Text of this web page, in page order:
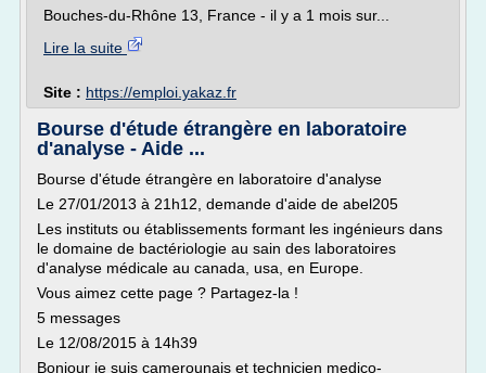
Bouches-du-Rhône 13, France - il y a 1 mois sur...
Lire la suite
Site : https://emploi.yakaz.fr
Bourse d'étude étrangère en laboratoire
d'analyse - Aide ...
Bourse d'étude étrangère en laboratoire d'analyse
Le 27/01/2013 à 21h12, demande d'aide de abel205
Les instituts ou établissements formant les ingénieurs dans
le domaine de bactériologie au sain des laboratoires
d'analyse médicale au canada, usa, en Europe.
Vous aimez cette page ? Partagez-la !
5 messages
Le 12/08/2015 à 14h39
Bonjour je suis camerounais et technicien medico-